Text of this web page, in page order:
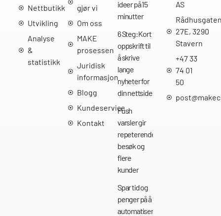
Nettbutikk
Utvikling
Analyse
&
statistikk
gjør vi
Om oss
MAKE
prosessen
Juridisk
informasjon
Blogg
Kundeservice
Kontakt
ideer på 15
minutter
6 Steg: Kort
oppskrift til
å skrive
lange
nyheter for
din nettside
Push
varsler gir
repeterende
besøk og
flere
kunder
Spar tid og
penger på å
automatisere
AS
27E, 3290
Stavern
+47 33
74 01
50